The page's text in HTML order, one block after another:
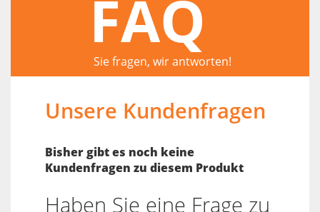
FAQ
Sie fragen, wir antworten!
Unsere Kundenfragen
Bisher gibt es noch keine
Kundenfragen zu diesem Produkt
Haben Sie eine Frage zu